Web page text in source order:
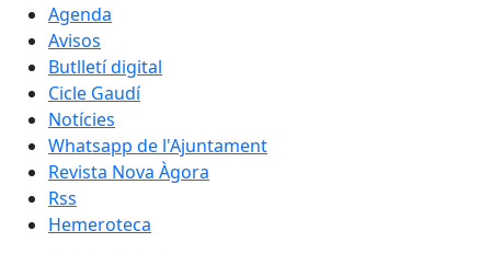
Agenda
Avisos
Butlletí digital
Cicle Gaudí
Notícies
Whatsapp de l'Ajuntament
Revista Nova Àgora
Rss
Hemeroteca